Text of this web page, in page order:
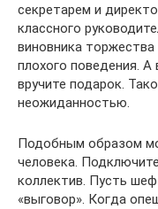
секретарем и
классного
виновника
плохого поведения.
вручите подарок.
неожиданностью.
Подобным образом
человека.
коллектив. Пусть
«выговор». Когда